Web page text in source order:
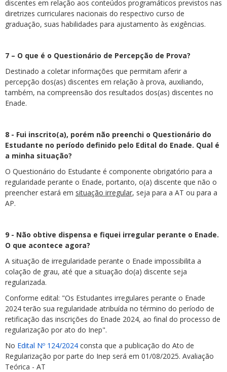
discentes em relação aos conteúdos programáticos previstos nas
diretrizes curriculares nacionais do respectivo curso de
graduação, suas habilidades para ajustamento às exigências.
7 – O que é o Questionário de Percepção de Prova?
Destinado a coletar informações que permitam aferir a
percepção dos(as) discentes em relação à prova, auxiliando,
também, na compreensão dos resultados dos(as) discentes no
Enade.
8 - Fui inscrito(a), porém não preenchi o Questionário do
Estudante no período definido pelo Edital do Enade. Qual é
a minha situação?
O Questionário do Estudante é componente obrigatório para a
regularidade perante o Enade, portanto, o(a) discente que não o
preencher estará em situação irregular, seja para a AT ou para a
AP.
9 - Não obtive dispensa e fiquei irregular perante o Enade.
O que acontece agora?
A situação de irregularidade perante o Enade impossibilita a
colação de grau, até que a situação do(a) discente seja
regularizada.
Conforme edital: "Os Estudantes irregulares perante o Enade
2024 terão sua regularidade atribuída no término do período de
retificação das inscrições do Enade 2024, ao final do processo de
regularização por ato do Inep".
No Edital Nº 124/2024 consta que a publicação do Ato de
Regularização por parte do Inep será em 01/08/2025. Avaliação
Teórica - AT